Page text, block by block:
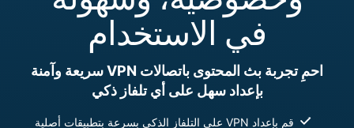
في الاستخدام
احمِ تجربة بث المحتوى باتصالات VPN سريعة وآمنة
بإعداد سهل على أي تلفاز ذكي
قم بإعداد VPN على التلفاز الذكي بسرعة بتطبيقات أصلية